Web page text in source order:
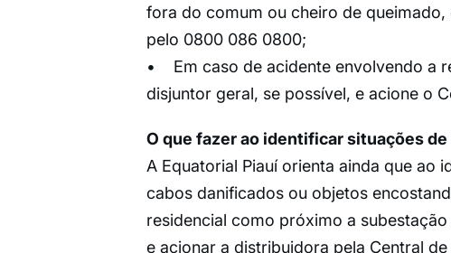
fora do comum ou cheiro de
pelo 0800 086 0800;
• Em caso de acidente envolvendo a
disjuntor geral, se possível, e acione o
O que fazer ao identificar situações de
A Equatorial Piauí orienta ainda que ao
cabos danificados ou objetos
residencial como próximo a
e acionar a distribuidora pela Central